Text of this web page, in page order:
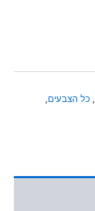
, כל הצבעים,